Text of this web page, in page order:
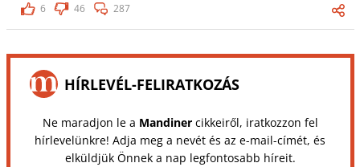
6
46 287
HÍRLEVÉL-FELIRATKOZÁS
Ne maradjon le a Mandinercikkeiről, iratkozzon fel
hírlevelünkre! Adja meg a nevét és az e-mail-címét, és
elküldjük Önnek a nap legfontosabb híreit.